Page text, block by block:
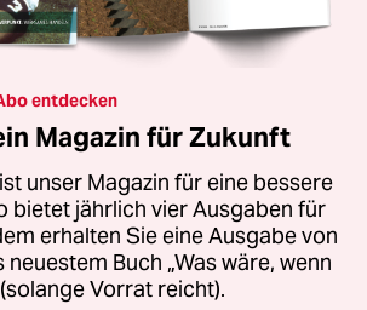
entdecken
Magazin für Zukunft
unser Magazin für eine bessere
bietet jährlich vier Ausgaben für
erhalten Sie eine Ausgabe von
Buch „Was wäre, wenn
Vorrat reicht).